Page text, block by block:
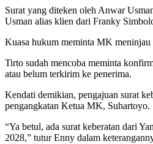
Surat yang diteken oleh Anwar
Usman alias klien dari Franky
Kuasa hukum meminta MK
Tirto sudah mencoba meminta
atau belum terkirim ke penerima.
Kendati demikian, pengajuan surat
pengangkatan Ketua MK, Suhartoyo.
“Ya betul, ada surat keberatan dari
2028,” tutur Enny dalam